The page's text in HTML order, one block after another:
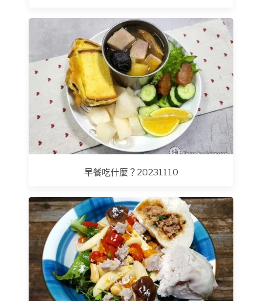
早餐吃什麼？20231110